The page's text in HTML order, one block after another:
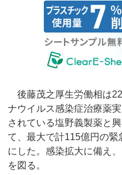
後藤茂之厚生労働相は
ナウイルス感染症治療薬
されている塩野義製薬と
て、最大で計115億円の
にした。感染拡大に備え
を図る。